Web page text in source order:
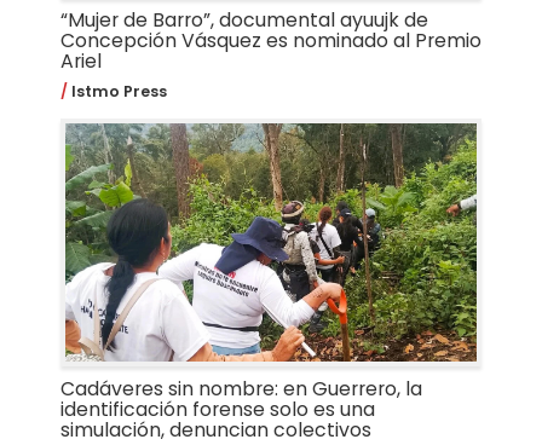
“Mujer de Barro”, documental ayuujk de
Concepción Vásquez es nominado al Premio
Ariel
Istmo Press
Cadáveres sin nombre: en Guerrero, la
identificación forense solo es una
simulación, denuncian colectivos